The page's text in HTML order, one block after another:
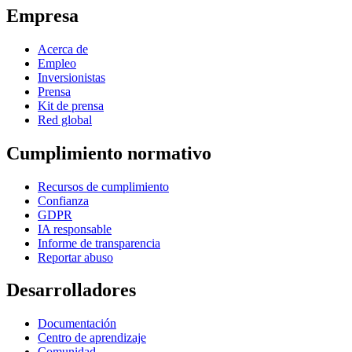
Empresa
Acerca de
Empleo
Inversionistas
Prensa
Kit de prensa
Red global
Cumplimiento normativo
Recursos de cumplimiento
Confianza
GDPR
IA responsable
Informe de transparencia
Reportar abuso
Desarrolladores
Documentación
Centro de aprendizaje